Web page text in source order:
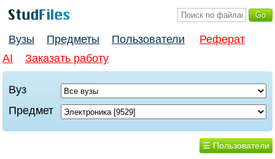
Вузы Предметы Пользователи
Реферат
AI
Заказать работу
Вуз
Предмет
☰ Пользователи